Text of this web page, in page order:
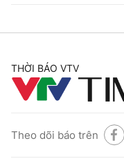
THỜI BÁO VTV
Theo dõi báo trên